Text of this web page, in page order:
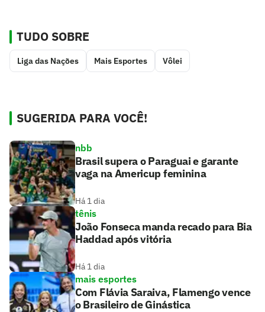
TUDO SOBRE
Liga das Nações Mais Esportes Vôlei
SUGERIDA PARA VOCÊ!
nbb
Brasil supera o Paraguai e garante
vaga na Americup feminina
Há 1 dia
tênis
João Fonseca manda recado para Bia
Haddad após vitória
Há 1 dia
mais esportes
Com Flávia Saraiva, Flamengo vence
o Brasileiro de Ginástica